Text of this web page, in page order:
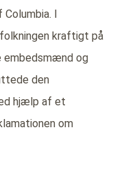
I
kraftigt på
embedsmænd og
den
hjælp af et
om